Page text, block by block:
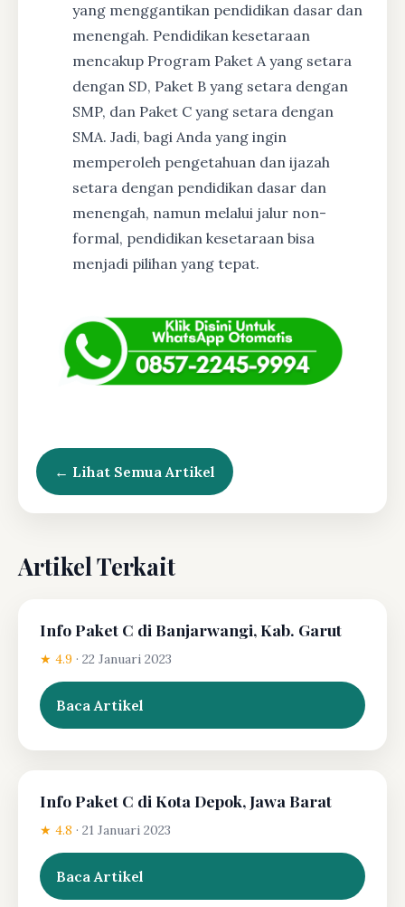
yang menggantikan pendidikan dasar dan
menengah. Pendidikan kesetaraan
mencakup Program Paket A yang setara
dengan SD, Paket B yang setara dengan
SMP, dan Paket C yang setara dengan
SMA. Jadi, bagi Anda yang ingin
memperoleh pengetahuan dan ijazah
setara dengan pendidikan dasar dan
menengah, namun melalui jalur non-
formal, pendidikan kesetaraan bisa
menjadi pilihan yang tepat.
← Lihat Semua Artikel
Artikel Terkait
Info Paket C di Banjarwangi, Kab. Garut
★ 4.9 · 22 Januari 2023
Baca Artikel
Info Paket C di Kota Depok, Jawa Barat
★ 4.8 · 21 Januari 2023
Baca Artikel